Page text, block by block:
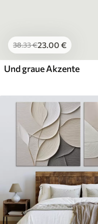
38.33€23.00 €
Und graue Akzente